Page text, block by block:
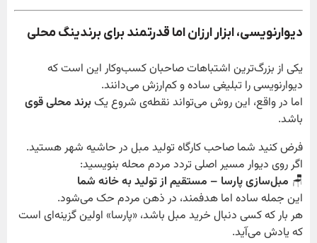
دیوارنویسی، ابزار ارزان اما قدرتمند برای برندینگ محلی
یکی از بزرگ‌ترین اشتباهات صاحبان کسب‌وکار این است که
دیوارنویسی را تبلیغی ساده و کم‌ارزش می‌دانند.
اما در واقع، این روش می‌تواند نقطه‌ی شروع یکبرند محلی قوی
باشد.
فرض کنید شما صاحب کارگاه تولید مبل در حاشیه شهر هستید.
اگر روی دیوار مسیر اصلی تردد مردم محله بنویسید:
🪑 مبل‌سازی پارسا – مستقیم از تولید به خانه شما
این جمله ساده اما هدفمند، در ذهن مردم حک می‌شود.
هر بار که کسی دنبال خرید مبل باشد، «پارسا» اولین گزینه‌ای است
که یادش می‌آید.